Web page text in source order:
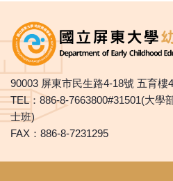
90003 屏東市民生路4-18號 五育樓
TEL：886-8-7663800#31501(大學
士班)
FAX：886-8-7231295